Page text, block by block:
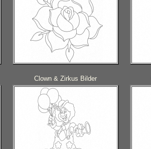
Clown & Zirkus Bilder